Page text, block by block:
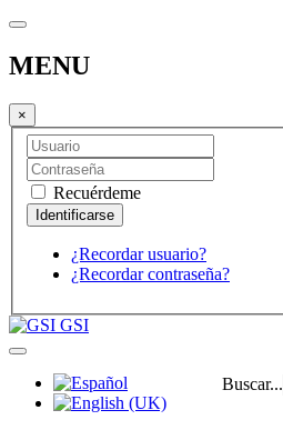
MENU
×
Recuérdeme
¿Recordar usuario?
¿Recordar contraseña?
GSI
Buscar...